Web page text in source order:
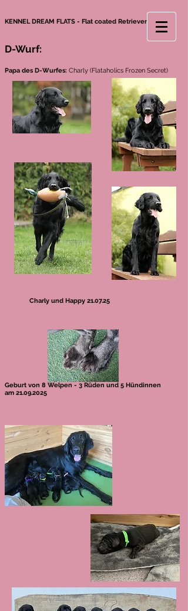
KENNEL DREAM FLATS - Flat coated Retriever
D-Wurf:
Papa des D-Wurfes: Charly (Flataholics Frozen Secret)
Charly und Happy 21.07.25
Geburt von 8 Welpen - 3 Rüden und 5 Hündinnen
am 21.09.2025